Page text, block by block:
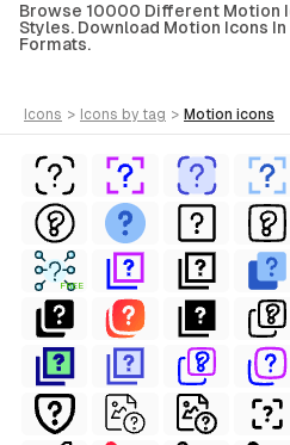
Browse 10000 Different Motion
Styles. Download Motion Icons In
Formats.
icons > icons by tag > motion icons
FREE